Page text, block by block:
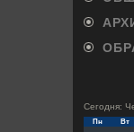
Сегодня:
Пн Вт